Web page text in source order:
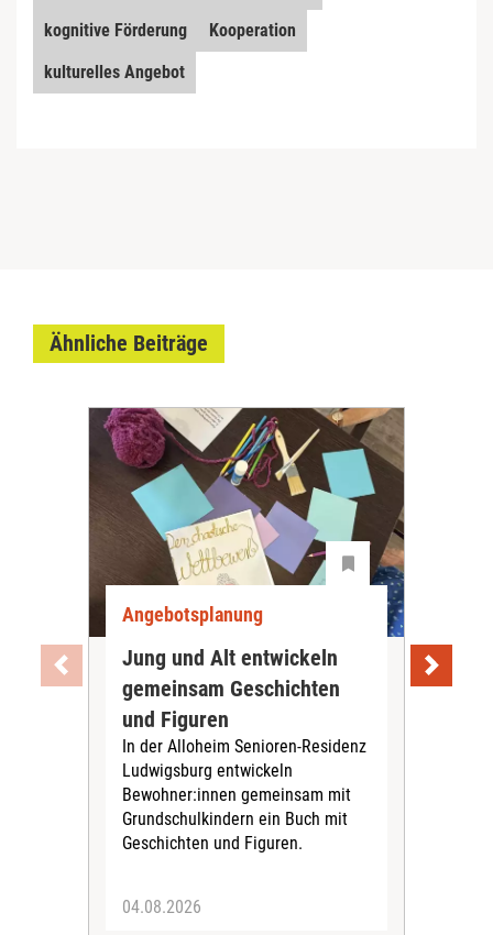
kognitive Förderung
Kooperation
kulturelles Angebot
Ähnliche Beiträge
Angebotsplanung
Jung und Alt entwickeln
gemeinsam Geschichten
und Figuren
In der Alloheim Senioren-Residenz
Ludwigsburg entwickeln
Bewohner:innen gemeinsam mit
Grundschulkindern ein Buch mit
Geschichten und Figuren.
04.08.2026